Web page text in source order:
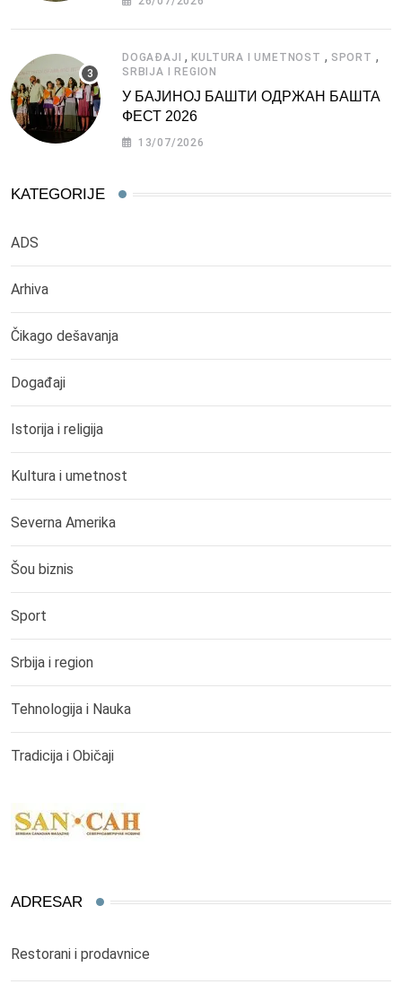
DOGAĐAJI ,KULTURA I UMETNOST , SPORT ,
SRBIJA I REGION
У БАЈИНОЈ БАШТИ ОДРЖАН БАШТА
ФЕСТ 2026
13/07/2026
KATEGORIJE
ADS
Arhiva
Čikago dešavanja
Događaji
Istorija i religija
Kultura i umetnost
Severna Amerika
Šou biznis
Sport
Srbija i region
Tehnologija i Nauka
Tradicija i Običaji
ADRESAR
Restorani i prodavnice